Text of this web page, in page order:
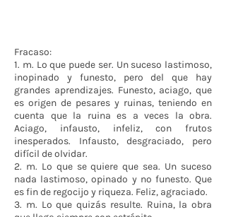
Fracaso:
1. m. Lo que puede ser. Un suceso lastimoso,
inopinado y funesto, pero del que hay
grandes aprendizajes. Funesto, aciago, que
es origen de pesares y ruinas, teniendo en
cuenta que la ruina es a veces la obra.
Aciago, infausto, infeliz, con frutos
inesperados. Infausto, desgraciado, pero
difícil de olvidar.
2. m. Lo que se quiere que sea. Un suceso
nada lastimoso, opinado y no funesto. Que
es fin de regocijo y riqueza. Feliz, agraciado.
3. m. Lo que quizás resulte. Ruina, la obra